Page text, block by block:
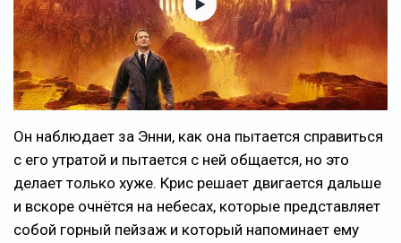
Он наблюдает за Энни, как она пытается справиться
с его утратой и пытается с ней общается, но это
делает только хуже. Крис решает двигается дальше
и вскоре очнётся на небесах, которые представляет
собой горный пейзаж и который напоминает ему